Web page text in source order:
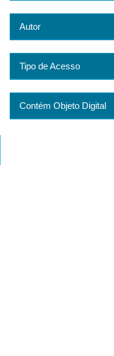
Autor
Tipo de Acesso
Contém Objeto Digital